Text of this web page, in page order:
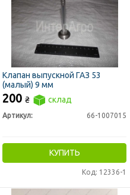
Клапан выпускной ГАЗ 53
(малый) 9 мм
200 ₴ склад
Артикул: 66-1007015
КУПИТЬ
Код: 12336-1